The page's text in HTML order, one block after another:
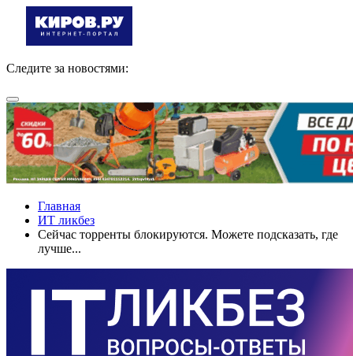
Следите за новостями:
Главная
ИТ ликбез
Сейчас торренты блокируются. Можете подсказать, где
лучше...